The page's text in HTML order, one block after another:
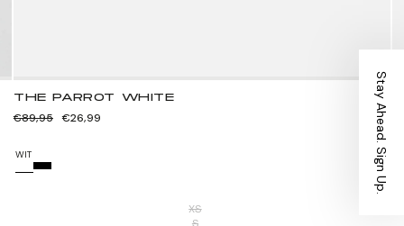
THE PARROT WHITE
Normale
€89,95 Verkoopprijs
€26,99
WIT
XS
S
Stay Ahead. Sign Up.